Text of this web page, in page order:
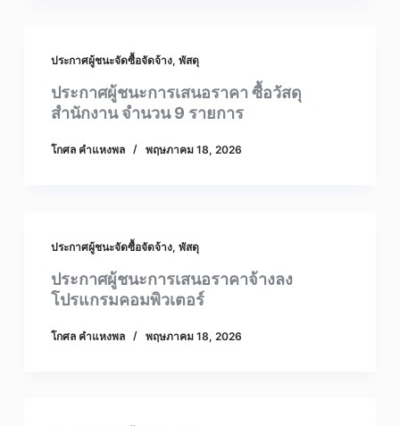
ประกาศผู้ชนะจัดซื้อจัดจ้าง, พัสดุ
ประกาศผู้ชนะการเสนอราคา ซื้อวัสดุ
สำนักงาน จำนวน 9 รายการ
โกศล คําแหงพล พฤษภาคม 18, 2026
ประกาศผู้ชนะจัดซื้อจัดจ้าง, พัสดุ
ประกาศผู้ชนะการเสนอราคาจ้างลง
โปรแกรมคอมพิวเตอร์
โกศล คําแหงพล พฤษภาคม 18, 2026